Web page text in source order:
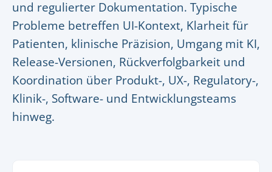
und regulierter Dokumentation. Typische
Probleme betreffen UI-Kontext, Klarheit für
Patienten, klinische Präzision, Umgang mit KI,
Release-Versionen, Rückverfolgbarkeit und
Koordination über Produkt-, UX-, Regulatory-,
Klinik-, Software- und Entwicklungsteams
hinweg.